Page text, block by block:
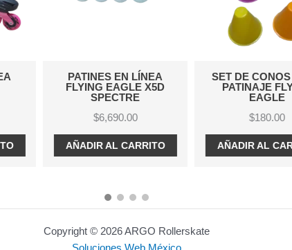
PATINES EN LÍNEA
FLYING EAGLE X5D
AÑADIR AL CARRITO
SET DE CONOS PARA
PATINAJE FLYING
AÑADIR AL CARRITO
Copyright © 2026 ARGO Rollerskate
Soluciones Web México